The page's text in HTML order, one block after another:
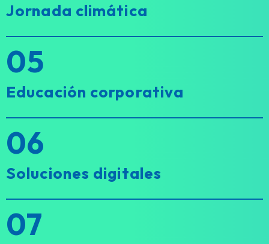
Jornada climática
05
Educación corporativa
06
Soluciones digitales
07